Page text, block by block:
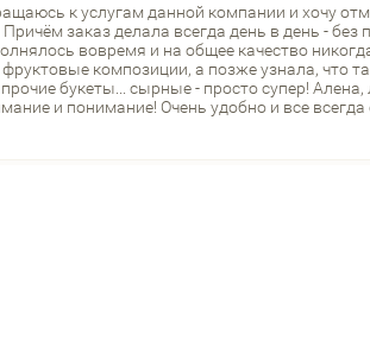
к услугам данной компании и хочу
заказ делала всегда день в день - без
вовремя и на общее качество
композиции, а позже узнала, что
букеты... сырные - просто супер!
и понимание! Очень удобно и все